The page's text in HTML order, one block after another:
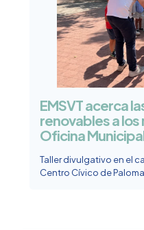
EMSVT acerca
renovables a los
Oficina
Taller divulgativo en el
Centro Cívico de